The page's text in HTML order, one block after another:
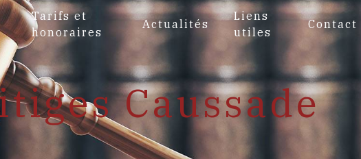
Tarifs et
honoraires
Actualités
Liens
utiles
Contact
Caussade